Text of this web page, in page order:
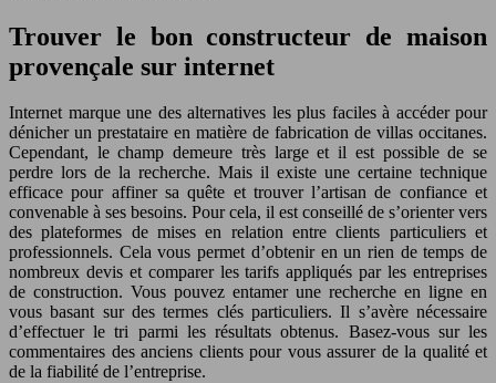
Trouver le bon constructeur de maison
provençale sur internet
Internet marque une des alternatives les plus faciles à accéder pour
dénicher un prestataire en matière de fabrication de villas occitanes.
Cependant, le champ demeure très large et il est possible de se
perdre lors de la recherche. Mais il existe une certaine technique
efficace pour affiner sa quête et trouver l’artisan de confiance et
convenable à ses besoins. Pour cela, il est conseillé de s’orienter vers
des plateformes de mises en relation entre clients particuliers et
professionnels. Cela vous permet d’obtenir en un rien de temps de
nombreux devis et comparer les tarifs appliqués par les entreprises
de construction. Vous pouvez entamer une recherche en ligne en
vous basant sur des termes clés particuliers. Il s’avère nécessaire
d’effectuer le tri parmi les résultats obtenus. Basez-vous sur les
commentaires des anciens clients pour vous assurer de la qualité et
de la fiabilité de l’entreprise.